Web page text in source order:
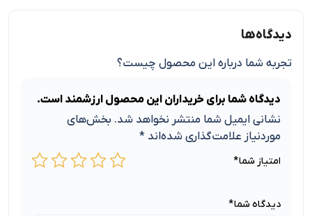
دیدگاه‌ها
تجربه شما درباره این محصول چیست؟
دیدگاه شما برای خریداران این محصول ارزشمند است.
نشانی ایمیل شما منتشر نخواهد شد. بخش‌های
موردنیاز علامت‌گذاری شده‌اند *
امتیاز شما*
دیدگاه شما*